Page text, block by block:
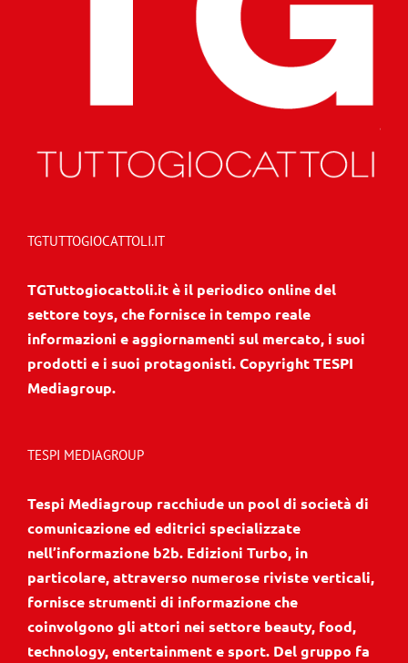
settore toys, che fornisce in tempo reale
informazioni e aggiornamenti sul mercato, i suoi
prodotti e i suoi protagonisti. Copyright TESPI
Mediagroup.
comunicazione ed editrici specializzate
nell’informazione b2b. Edizioni Turbo, in
particolare, attraverso numerose riviste verticali,
fornisce strumenti di informazione che
coinvolgono gli attori nei settore beauty, food,
technology, entertainment e sport. Del gruppo fa
parte anche l’agenzia creativa Blossom